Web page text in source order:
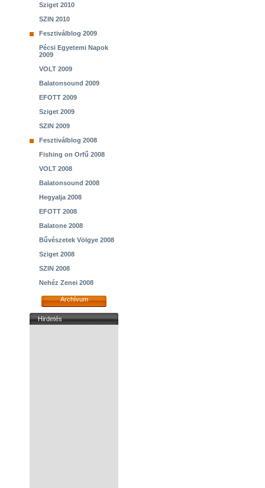
Sziget 2010
SZIN 2010
Fesztiválblog 2009
Pécsi Egyetemi Napok
2009
VOLT 2009
Balatonsound 2009
EFOTT 2009
Sziget 2009
SZIN 2009
Fesztiválblog 2008
Fishing on Orfű 2008
VOLT 2008
Balatonsound 2008
Hegyalja 2008
EFOTT 2008
Balatone 2008
Bűvészetek Völgye 2008
Sziget 2008
SZIN 2008
Nehéz Zenei 2008
Archívum
Hirdetés